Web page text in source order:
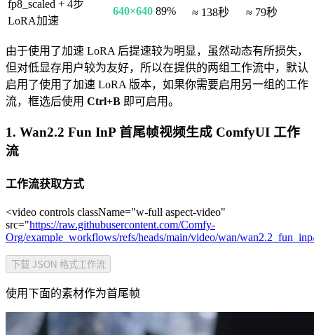
fp8_scaled + 4步
LoRA加速
640×640 89% ≈ 138秒 ≈ 79秒
由于使用了加速 LoRA 后提速较为明显，虽然动态有所损失，
但对低显存用户较为友好，所以在提供的两组工作流中，默认
启用了使用了加速 LoRA 版本，如果你需要启用另一组的工作
流，框选后使用 Ctrl+B 即可启用。
1. Wan2.2 Fun InP 首尾帧视频生成 ComfyUI 工作
流
工作流获取方式
<video controls className="w-full aspect-video"
src="https://raw.githubusercontent.com/Comfy-
Org/example_workflows/refs/heads/main/video/wan/
下载 JSON 格式工作流
使用下面的素材作为首尾帧